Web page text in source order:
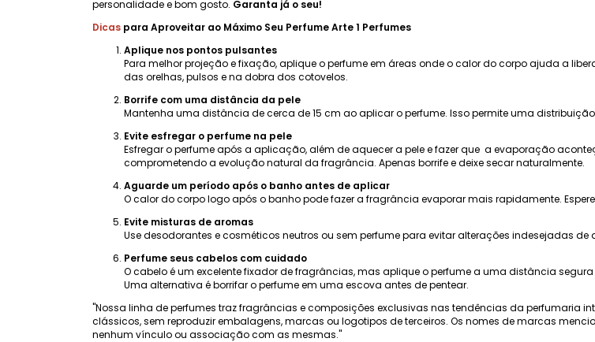
personalidade e bom gosto. Garanta já o seu!
Dicas para Aproveitar ao Máximo Seu Perfume Arte 1 Perfumes
Aplique nos pontos pulsantes
Para melhor projeção e fixação, aplique o perfume em áreas onde o calor do corpo ajuda a
das orelhas, pulsos e na dobra dos cotovelos.
Borrife com uma distância da pele
Mantenha uma distância de cerca de 15 cm ao aplicar o perfume. Isso permite uma
Evite esfregar o perfume na pele
Esfregar o perfume após a aplicação, além de aquecer a pele e fazer que a evaporação
comprometendo a evolução natural da fragrância. Apenas borrife e deixe secar naturalmente.
Aguarde um período após o banho antes de aplicar
O calor do corpo logo após o banho pode fazer a fragrância evaporar mais rapidamente.
Evite misturas ​​de aromas
Use desodorantes e cosméticos neutros ou sem perfume para evitar alterações indesejadas
Perfume seus cabelos com cuidado
O cabelo é um excelente fixador de fragrâncias, mas aplique o perfume a uma distância
Uma alternativa é borrifar o perfume em uma escova antes de pentear.
"Nossa linha de perfumes traz fragrâncias e composições exclusivas nas tendências da perfumaria
clássicos, sem reproduzir embalagens, marcas ou logotipos de terceiros. Os nomes de marcas
nenhum vínculo ou associação com as mesmas."